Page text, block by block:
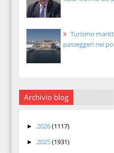
Turismo
passeggeri nei
Archivio blog
► 2026(1117)
► 2025(1931)